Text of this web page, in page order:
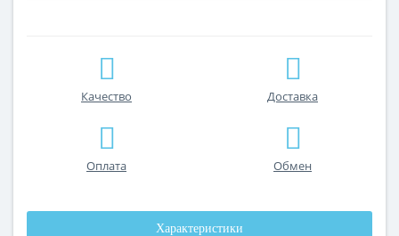
Качество Доставка
Оплата Обмен
Характеристики